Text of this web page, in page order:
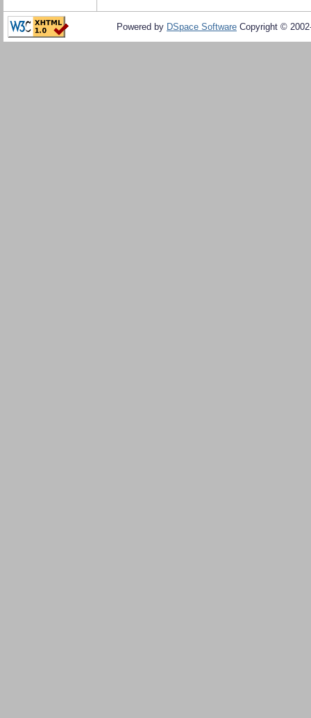
Powered by DSpace Software Copyright ©